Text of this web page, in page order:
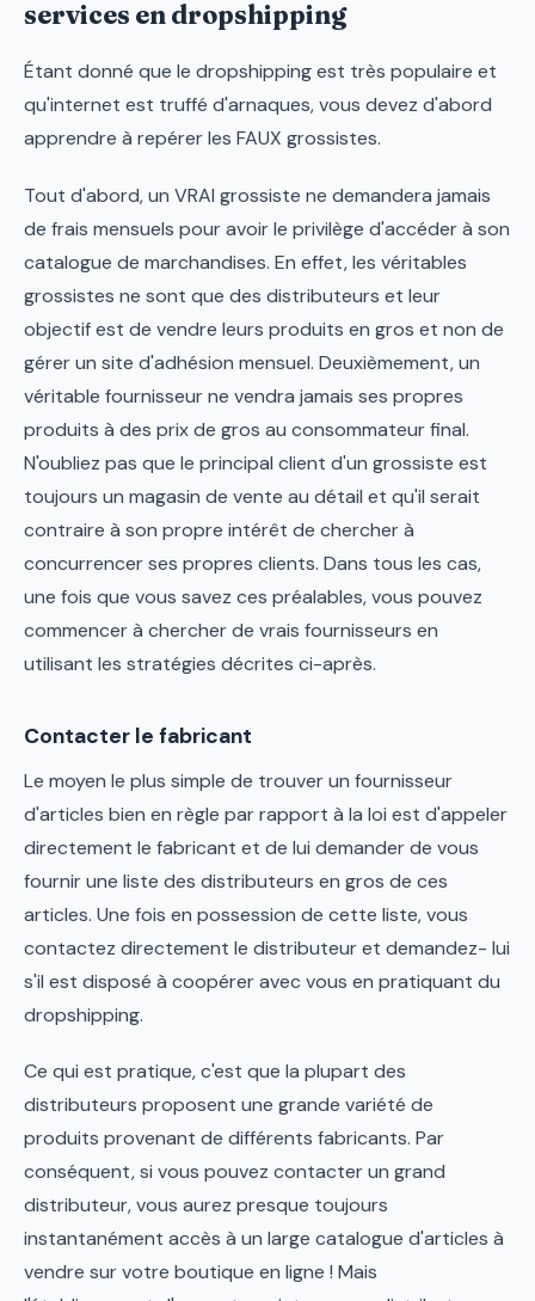
services en dropshipping
Étant donné que le dropshipping est très populaire et
qu'internet est truffé d'arnaques, vous devez d'abord
apprendre à repérer les FAUX grossistes.
Tout d'abord, un VRAI grossiste ne demandera jamais
de frais mensuels pour avoir le privilège d'accéder à son
catalogue de marchandises. En effet, les véritables
grossistes ne sont que des distributeurs et leur
objectif est de vendre leurs produits en gros et non de
gérer un site d'adhésion mensuel. Deuxièmement, un
véritable fournisseur ne vendra jamais ses propres
produits à des prix de gros au consommateur final.
N'oubliez pas que le principal client d'un grossiste est
toujours un magasin de vente au détail et qu'il serait
contraire à son propre intérêt de chercher à
concurrencer ses propres clients. Dans tous les cas,
une fois que vous savez ces préalables, vous pouvez
commencer à chercher de vrais fournisseurs en
utilisant les stratégies décrites ci-après.
Contacter le fabricant
Le moyen le plus simple de trouver un fournisseur
d'articles bien en règle par rapport à la loi est d'appeler
directement le fabricant et de lui demander de vous
fournir une liste des distributeurs en gros de ces
articles. Une fois en possession de cette liste, vous
contactez directement le distributeur et demandez- lui
s'il est disposé à coopérer avec vous en pratiquant du
dropshipping.
Ce qui est pratique, c'est que la plupart des
distributeurs proposent une grande variété de
produits provenant de différents fabricants. Par
conséquent, si vous pouvez contacter un grand
distributeur, vous aurez presque toujours
instantanément accès à un large catalogue d'articles à
vendre sur votre boutique en ligne ! Mais